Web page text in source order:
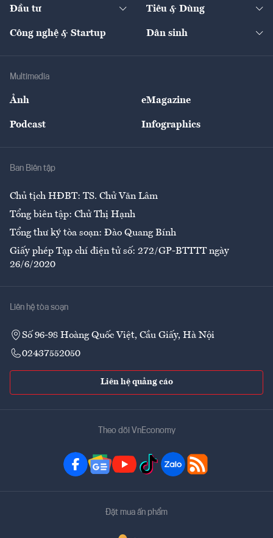
Quản trị số
Tư vấn
Thị trường
Nông sản
Đầu tư Tiêu & Dùng
Giải trí
Công nghệ & Startup Dân sinh
Multimedia
Ảnh eMagazine
Podcast Infographics
Ban Biên tập
Chủ tịch HĐBT: TS. Chử Văn Lâm
Tổng biên tập: Chử Thị Hạnh
Tổng thư ký tòa soạn: Đào Quang Bính
Giấy phép Tạp chí điện tử số: 272/GP-BTTTT ngày
26/6/2020
Liên hệ tòa soạn
Số 96-98 Hoàng Quốc Việt, Cầu Giấy, Hà Nội
02437552050
Liên hệ quảng cáo
Theo dõi VnEconomy
Đặt mua ấn phẩm